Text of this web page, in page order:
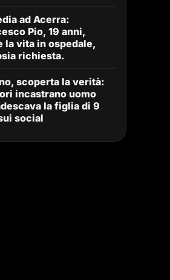
ad Acerra:
Pio, 19 anni,
la vita in ospedale,
richiesta.
scoperta la verità:
incastrano uomo
la figlia di 9
social